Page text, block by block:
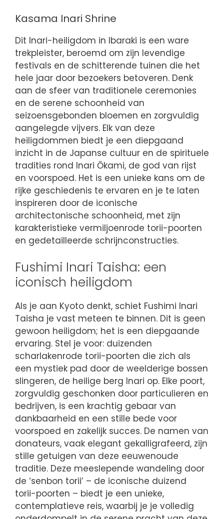
Kasama Inari Shrine
Dit Inari-heiligdom in Ibaraki is een ware
trekpleister, beroemd om zijn levendige
festivals en de schitterende tuinen die het
hele jaar door bezoekers betoveren. Denk
aan de sfeer van traditionele ceremonies
en de serene schoonheid van
seizoensgebonden bloemen en zorgvuldig
aangelegde vijvers. Elk van deze
heiligdommen biedt je een diepgaand
inzicht in de Japanse cultuur en de spirituele
tradities rond Inari Ōkami, de god van rijst
en voorspoed. Het is een unieke kans om de
rijke geschiedenis te ervaren en je te laten
inspireren door de iconische
architectonische schoonheid, met zijn
karakteristieke vermiljoenrode torii-poorten
en gedetailleerde schrijnconstructies.
Fushimi Inari Taisha: een
iconisch heiligdom
Als je aan Kyoto denkt, schiet Fushimi Inari
Taisha je vast meteen te binnen. Dit is geen
gewoon heiligdom; het is een diepgaande
ervaring. Stel je voor: duizenden
scharlakenrode torii-poorten die zich als
een mystiek pad door de weelderige bossen
slingeren, de heilige berg Inari op. Elke poort,
zorgvuldig geschonken door particulieren en
bedrijven, is een krachtig gebaar van
dankbaarheid en een stille bede voor
voorspoed en zakelijk succes. De namen van
donateurs, vaak elegant gekalligrafeerd, zijn
stille getuigen van deze eeuwenoude
traditie. Deze meeslepende wandeling door
de ‘senbon torii’ – de iconische duizend
torii-poorten – biedt je een unieke,
contemplatieve reis, waarbij je je volledig